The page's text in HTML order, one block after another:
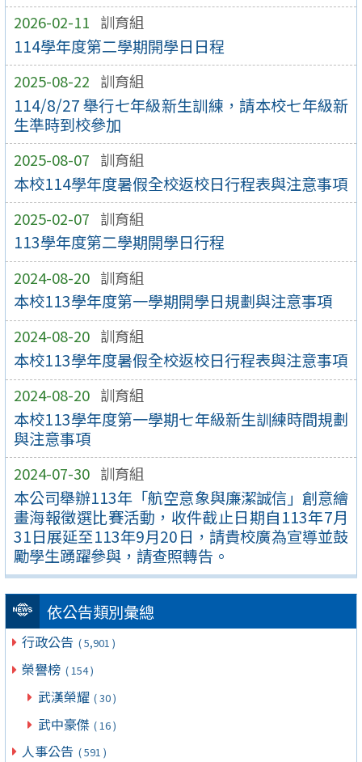
2026-02-11 訓育組
114學年度第二學期開學日日程
2025-08-22 訓育組
114/8/27 舉行七年級新生訓練，請本校七年級新
生準時到校參加
2025-08-07 訓育組
本校114學年度暑假全校返校日行程表與注意事項
2025-02-07 訓育組
113學年度第二學期開學日行程
2024-08-20 訓育組
本校113學年度第一學期開學日規劃與注意事項
2024-08-20 訓育組
本校113學年度暑假全校返校日行程表與注意事項
2024-08-20 訓育組
本校113學年度第一學期七年級新生訓練時間規劃
與注意事項
2024-07-30 訓育組
本公司舉辦113年「航空意象與廉潔誠信」創意繪
畫海報徵選比賽活動，收件截止日期自113年7月
31日展延至113年9月20日，請貴校廣為宣導並鼓
勵學生踴躍參與，請查照轉告。
依公告類別彙總
行政公告 ( 5,901 )
榮譽榜 ( 154 )
武漢榮耀 ( 30 )
武中豪傑 ( 16 )
人事公告 ( 591 )